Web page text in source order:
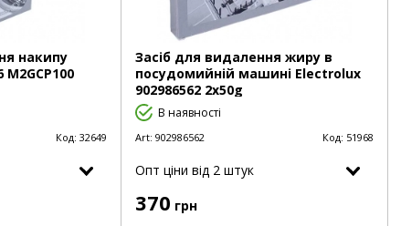
накипу
Код: 32649
Засіб для видалення жиру в
посудомийній машині Electrolux
902986562 2x50g
В наявності
Art: 902986562 Код: 51968
Опт цiни від 2 штук
370 грн